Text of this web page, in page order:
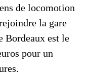
de locomotion
la gare
Bordeaux est le
pour un